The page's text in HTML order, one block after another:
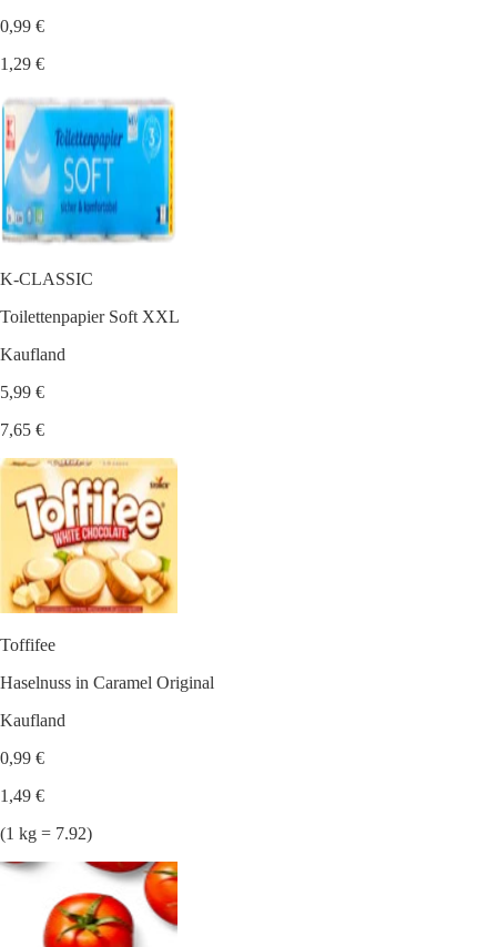
0,99 €
1,29 €
K-CLASSIC
Toilettenpapier Soft XXL
Kaufland
5,99 €
7,65 €
Toffifee
Haselnuss in Caramel Original
Kaufland
0,99 €
1,49 €
(1 kg = 7.92)